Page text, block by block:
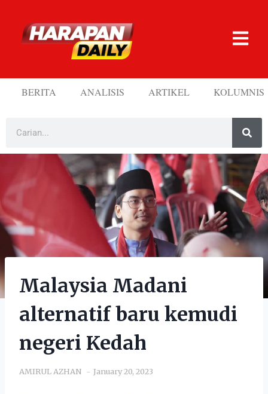
BERITA ANALISIS ARTIKEL KOLUMNIS
Malaysia Madani
alternatif baru kemudi
negeri Kedah
AMIRUL AZHAN January 20, 2023